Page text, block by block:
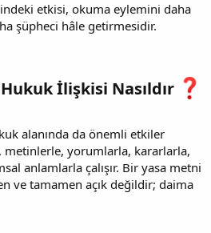
etkisi, okuma eylemini daha
şüpheci hâle getirmesidir.
İlişkisi Nasıldır
alanında da önemli etkiler
metinlerle, yorumlarla, kararlarla,
anlamlarla çalışır. Bir yasa metni
ve tamamen açık değildir; daima